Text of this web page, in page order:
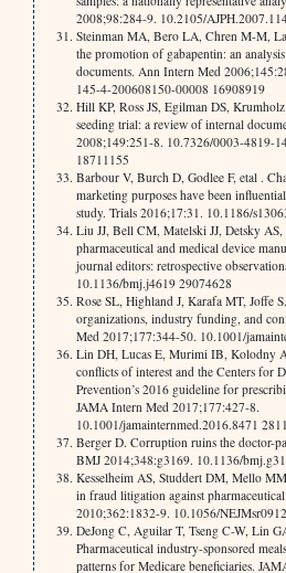
2008;98:284-9. 10.2105/
Steinman MA, Bero LA, Chren M-M,
the promotion of gabapentin: an
documents. Ann Intern Med
145-4-200608150-00008 16908919
Hill KP, Ross JS, Egilman DS,
seeding trial: a review of internal
2008;149:251-8. 10.7326/0003-4819-
18711155
Barbour V, Burch D, Godlee F, etal .
marketing purposes have been
study. Trials 2016;17:31. 10.1186/
Liu JJ, Bell CM, Matelski JJ, Detsky AS,
pharmaceutical and medical device
journal editors: retrospective
10.1136/bmj.j4619 29074628
Rose SL, Highland J, Karafa MT, Joffe
organizations, industry funding, and
Med 2017;177:344-50. 10.1001/
Lin DH, Lucas E, Murimi IB, Kolodny
conflicts of interest and the Centers for
Prevention’s 2016 guideline for
JAMA Intern Med 2017;177:427-8.
10.1001/jamainternmed.2016.8471
Berger D. Corruption ruins the doctor-
BMJ 2014;348:g3169. 10.1136/
Kesselheim AS, Studdert DM, Mello
in fraud litigation against
2010;362:1832-9. 10.1056/
DeJong C, Aguilar T, Tseng C-W, Lin
Pharmaceutical industry-sponsored
patterns for Medicare beneficiaries.